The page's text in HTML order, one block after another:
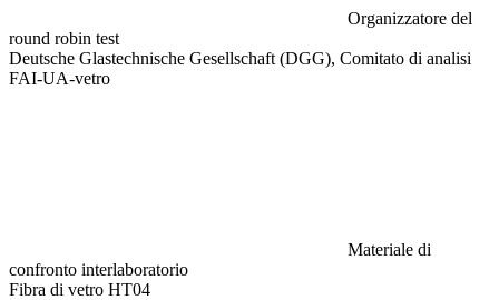
Organizzatore del
round robin test
Deutsche Glastechnische Gesellschaft (DGG), Comitato di analisi
FAI-UA-vetro
Materiale di
confronto interlaboratorio
Fibra di vetro HT04